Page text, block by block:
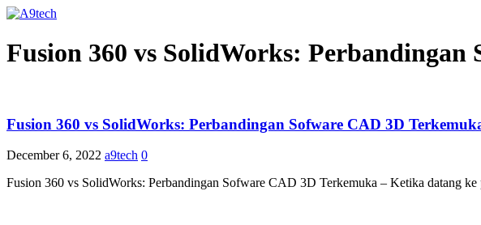
Fusion 360 vs SolidWorks: Perbandingan
Fusion 360 vs SolidWorks: Perbandingan Sofware CAD 3D
December 6, 2022 a9tech 0
Fusion 360 vs SolidWorks: Perbandingan Sofware CAD 3D Terkemuka – Ketika datang